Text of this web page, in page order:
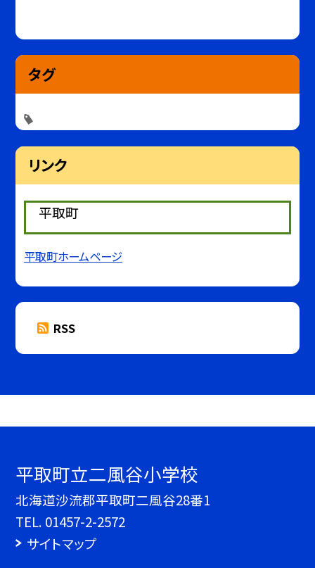
タグ
リンク
平取町
平取町ホームページ
RSS
平取町立二風谷小学校
北海道沙流郡平取町二風谷28番1
TEL. 01457-2-2572
サイトマップ